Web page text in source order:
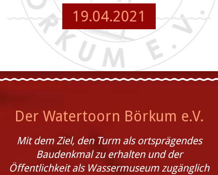
19.04.2021
Der Watertoorn Börkum e.V.
Mit dem Ziel, den Turm als ortsprägendes
Baudenkmal zu erhalten und der
Öffentlichkeit als Wassermuseum zugänglich